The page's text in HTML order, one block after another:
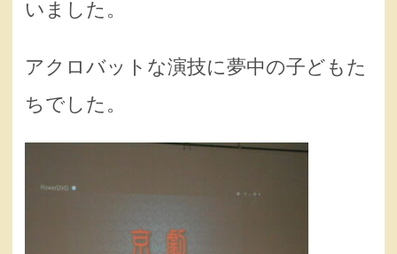
いました。
アクロバットな演技に夢中の子どもた
ちでした。